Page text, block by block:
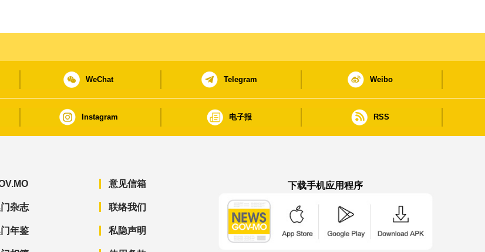
WeChat Telegram Weibo
Instagram 电子报 RSS
杂志
年鉴
意见信箱
联络我们
私隐声明
下载手机应用程序